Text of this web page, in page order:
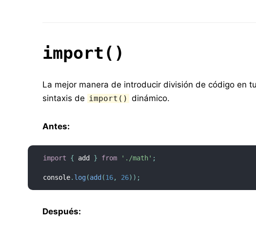
import()
La mejor manera de introducir división de código en
sintaxis de import() dinámico.
Antes:
import { add } from './math' ;
console. log(add (16, 26) ) ;
Después: